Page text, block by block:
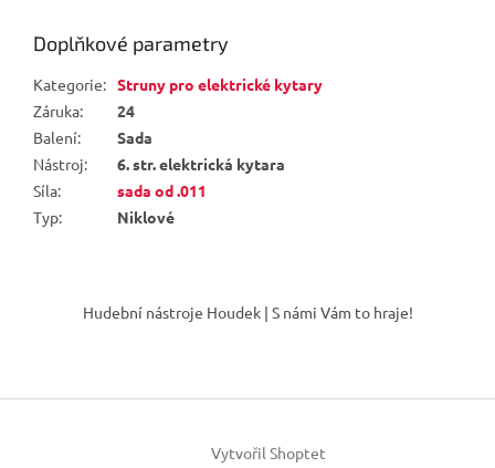
Doplňkové parametry
Kategorie: Struny pro elektrické kytary
Záruka:
24
Balení:
Sada
Nástroj:
6. str. elektrická kytara
Síla:
sada od .011
Typ: Niklové
í
Hudební nástroje Houdek | S námi Vám to hraje!
Vytvořil Shoptet